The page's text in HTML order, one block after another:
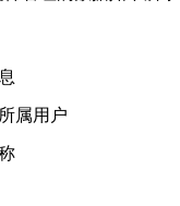
属用户